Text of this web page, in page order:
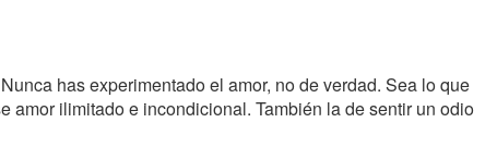
has experimentado el amor, no de verdad. Sea lo que
amor ilimitado e incondicional. También la de sentir un odio